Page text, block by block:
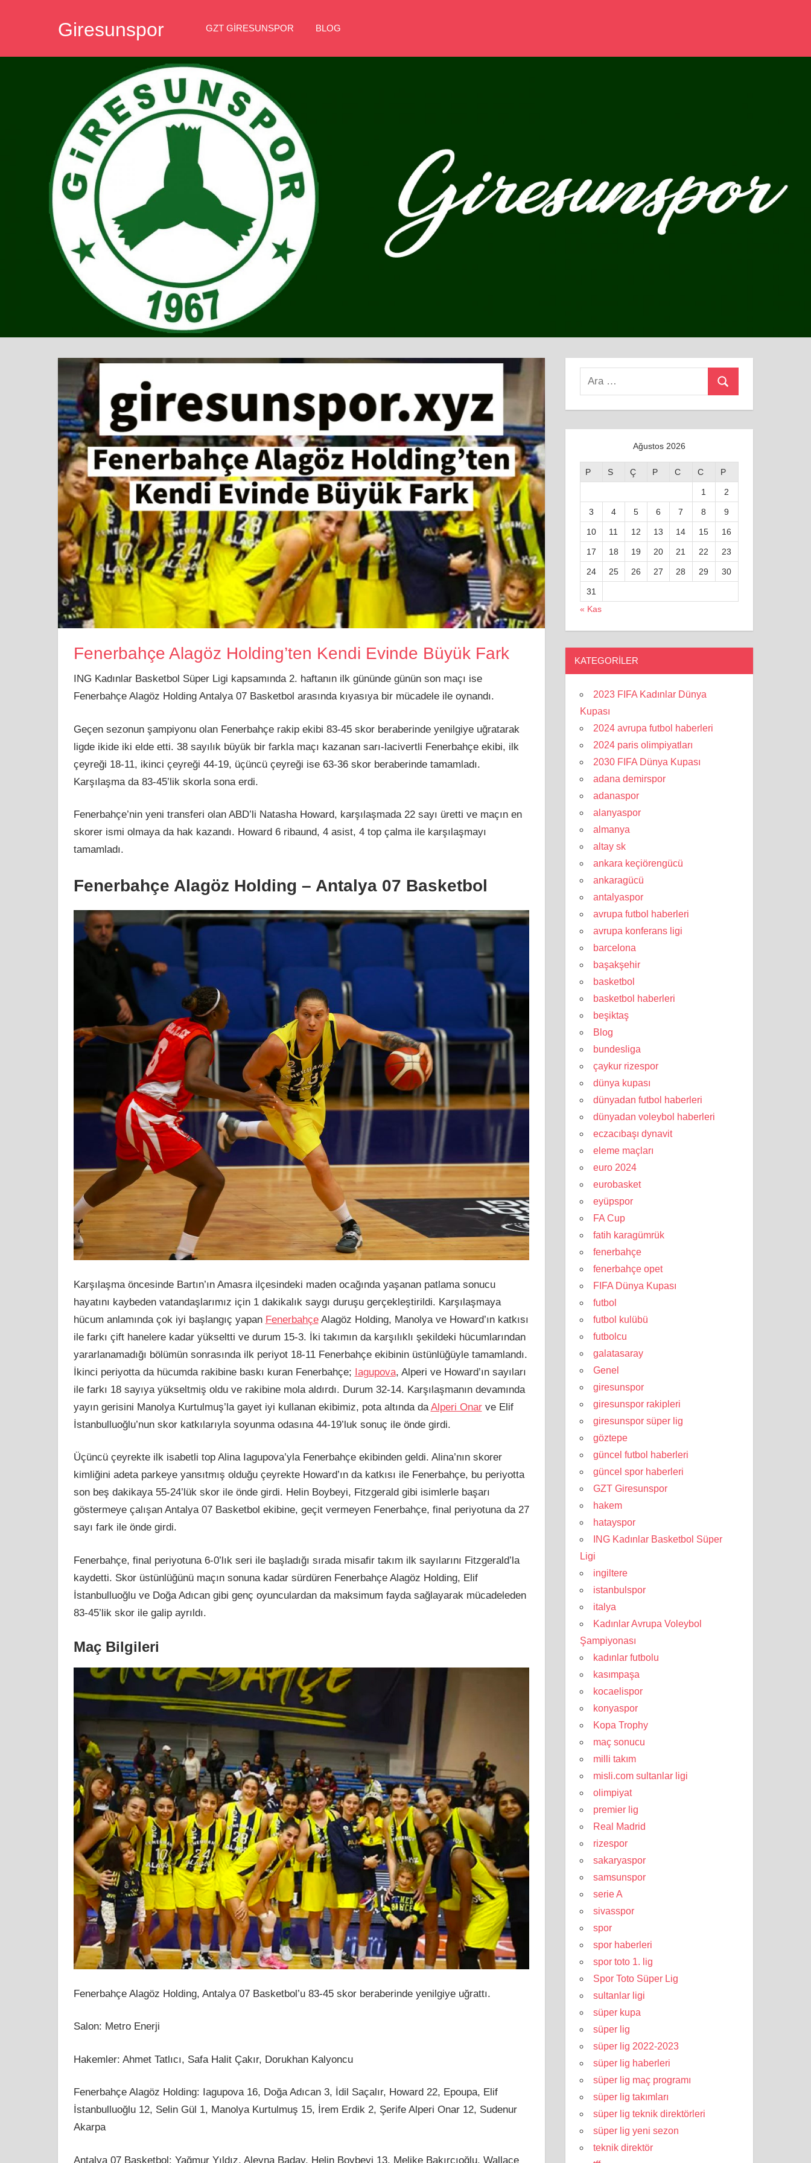
Giresunspor GZT GIRESUNSPOR BLOG
Fenerbahçe Alagöz Holding’ten Kendi Evinde Büyük Fark
ING Kadınlar Basketbol Süper Ligi kapsamında 2. haftanın ilk gününde günün son maçı ise
Fenerbahçe Alagöz Holding Antalya 07 Basketbol arasında kıyasıya bir mücadele ile oynandı.
Geçen sezonun şampiyonu olan Fenerbahçe rakip ekibi 83-45 skor beraberinde yenilgiye uğratarak
ligde ikide iki elde etti. 38 sayılık büyük bir farkla maçı kazanan sarı-lacivertli Fenerbahçe ekibi, ilk
çeyreği 18-11, ikinci çeyreği 44-19, üçüncü çeyreği ise 63-36 skor beraberinde tamamladı.
Karşılaşma da 83-45’lik skorla sona erdi.
Fenerbahçe’nin yeni transferi olan ABD’li Natasha Howard, karşılaşmada 22 sayı üretti ve maçın en
skorer ismi olmaya da hak kazandı. Howard 6 ribaund, 4 asist, 4 top çalma ile karşılaşmayı
tamamladı.
Fenerbahçe Alagöz Holding – Antalya 07 Basketbol
Karşılaşma öncesinde Bartın’ın Amasra ilçesindeki maden ocağında yaşanan patlama sonucu
hayatını kaybeden vatandaşlarımız için 1 dakikalık saygı duruşu gerçekleştirildi. Karşılaşmaya
hücum anlamında çok iyi başlangıç yapan FenerbahçeAlagöz Holding, Manolya ve Howard’ın katkısı
ile farkı çift hanelere kadar yükseltti ve durum 15-3. İki takımın da karşılıklı şekildeki hücumlarından
yararlanamadığı bölümün sonrasında ilk periyot 18-11 Fenerbahçe ekibinin üstünlüğüyle tamamlandı.
İkinci periyotta da hücumda rakibine baskı kuran Fenerbahçe; Iagupova, Alperi ve Howard’ın sayıları
ile farkı 18 sayıya yükseltmiş oldu ve rakibine mola aldırdı. Durum 32-14. Karşılaşmanın devamında
yayın gerisini Manolya Kurtulmuş’la gayet iyi kullanan ekibimiz, pota altında da Alperi Onarve Elif
İstanbulluoğlu’nun skor katkılarıyla soyunma odasına 44-19’luk sonuç ile önde girdi.
Üçüncü çeyrekte ilk isabetli top Alina Iagupova’yla Fenerbahçe ekibinden geldi. Alina’nın skorer
kimliğini adeta parkeye yansıtmış olduğu çeyrekte Howard’ın da katkısı ile Fenerbahçe, bu periyotta
son beş dakikaya 55-24’lük skor ile önde girdi. Helin Boybeyi, Fitzgerald gibi isimlerle başarı
göstermeye çalışan Antalya 07 Basketbol ekibine, geçit vermeyen Fenerbahçe, final periyotuna da 27
sayı fark ile önde girdi.
Fenerbahçe, final periyotuna 6-0’lık seri ile başladığı sırada misafir takım ilk sayılarını Fitzgerald’la
kaydetti. Skor üstünlüğünü maçın sonuna kadar sürdüren Fenerbahçe Alagöz Holding, Elif
İstanbulluoğlu ve Doğa Adıcan gibi genç oyunculardan da maksimum fayda sağlayarak mücadeleden
83-45’lik skor ile galip ayrıldı.
Maç Bilgileri
Fenerbahçe Alagöz Holding, Antalya 07 Basketbol’u 83-45 skor beraberinde yenilgiye uğrattı.
Salon: Metro Enerji
Hakemler: Ahmet Tatlıcı, Safa Halit Çakır, Dorukhan Kalyoncu
Fenerbahçe Alagöz Holding: Iagupova 16, Doğa Adıcan 3, İdil Saçalır, Howard 22, Epoupa, Elif
İstanbulluoğlu 12, Selin Gül 1, Manolya Kurtulmuş 15, İrem Erdik 2, Şerife Alperi Onar 12, Sudenur
Akarpa
Antalya 07 Basketbol: Yağmur Yıldız, Aleyna Baday, Helin Boybeyi 13, Melike Bakırcıoğlu, Wallace
Search
Ara
Ağustos 2026
P S Ç P C C P
1 2
3 4 5 6 7 8 9
10 11 12 13 14 15 16
17 18 19 20 21 22 23
24 25 26 27 28 29 30
31
« Kas
KATEGORILER
2023 FIFA Kadınlar Dünya
Kupası
2024 avrupa futbol haberleri
2024 paris olimpiyatları
2030 FIFA Dünya Kupası
adana demirspor
adanaspor
alanyaspor
almanya
altay sk
ankara keçiörengücü
ankaragücü
antalyaspor
avrupa futbol haberleri
avrupa konferans ligi
barcelona
başakşehir
basketbol
basketbol haberleri
beşiktaş
Blog
bundesliga
çaykur rizespor
dünya kupası
dünyadan futbol haberleri
dünyadan voleybol haberleri
eczacıbaşı dynavit
eleme maçları
euro 2024
eurobasket
eyüpspor
FA Cup
fatih karagümrük
fenerbahçe
fenerbahçe opet
FIFA Dünya Kupası
futbol
futbol kulübü
futbolcu
galatasaray
Genel
giresunspor
giresunspor rakipleri
giresunspor süper lig
göztepe
güncel futbol haberleri
güncel spor haberleri
GZT Giresunspor
hakem
hatayspor
ING Kadınlar Basketbol Süper
Ligi
ingiltere
istanbulspor
italya
Kadınlar Avrupa Voleybol
Şampiyonası
kadınlar futbolu
kasımpaşa
kocaelispor
konyaspor
Kopa Trophy
maç sonucu
milli takım
misli.com sultanlar ligi
olimpiyat
premier lig
Real Madrid
rizespor
sakaryaspor
samsunspor
serie A
sivasspor
spor
spor haberleri
spor toto 1. lig
Spor Toto Süper Lig
sultanlar ligi
süper kupa
süper lig
süper lig 2022-2023
süper lig haberleri
süper lig maç programı
süper lig takımları
süper lig teknik direktörleri
süper lig yeni sezon
teknik direktör